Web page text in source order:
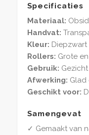
Specificaties
Materiaal:
Handvat:
Kleur:
Rollers: Grote
Gebruik:
Afwerking: Glad
Geschikt voor:
Samengevat
✓ Gemaakt van